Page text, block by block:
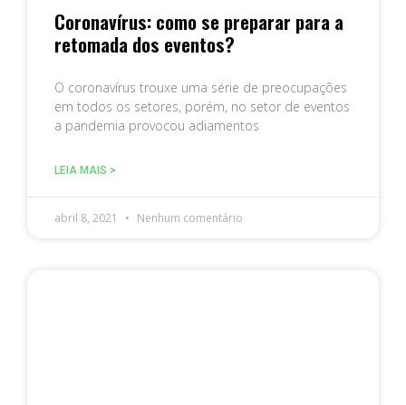
Coronavírus: como se preparar para a
retomada dos eventos?
O coronavírus trouxe uma série de preocupações
em todos os setores, porém, no setor de eventos
a pandemia provocou adiamentos
LEIA MAIS >
abril 8, 2021 Nenhum comentário